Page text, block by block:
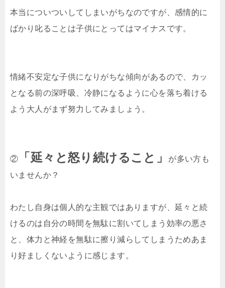
本当についついしてしまいがちなのですが、感情的に
ばかり叱ることは子供にとってはマイナスです。
情緒不安定な子供になりがちな傾向があるので、カッ
となる前の深呼吸、冷静になるように心を落ち着ける
よう大人がまず努力してみましょう。
② 「延々と怒り続けること」
が多い方も
いませんか？
わたし自身は個人的な主観ではありますが、延々と続
けるのは自分の時間を無駄に割いてしまう効率の悪さ
と、体力と神経を無駄に擦り減らしてしまうためあま
り好ましくないように感じます。